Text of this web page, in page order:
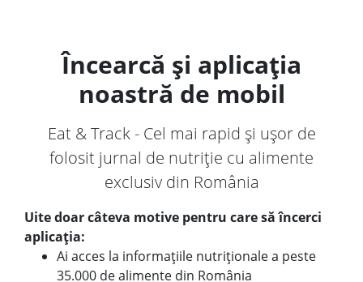
Încearcă și aplicația
noastră de mobil
Eat & Track - Cel mai rapid și ușor de
folosit jurnal de nutriție cu alimente
exclusiv din România
Uite doar câteva motive pentru care să încerci
aplicația:
Ai acces la informațiile nutriționale a peste
35.000 de alimente din România